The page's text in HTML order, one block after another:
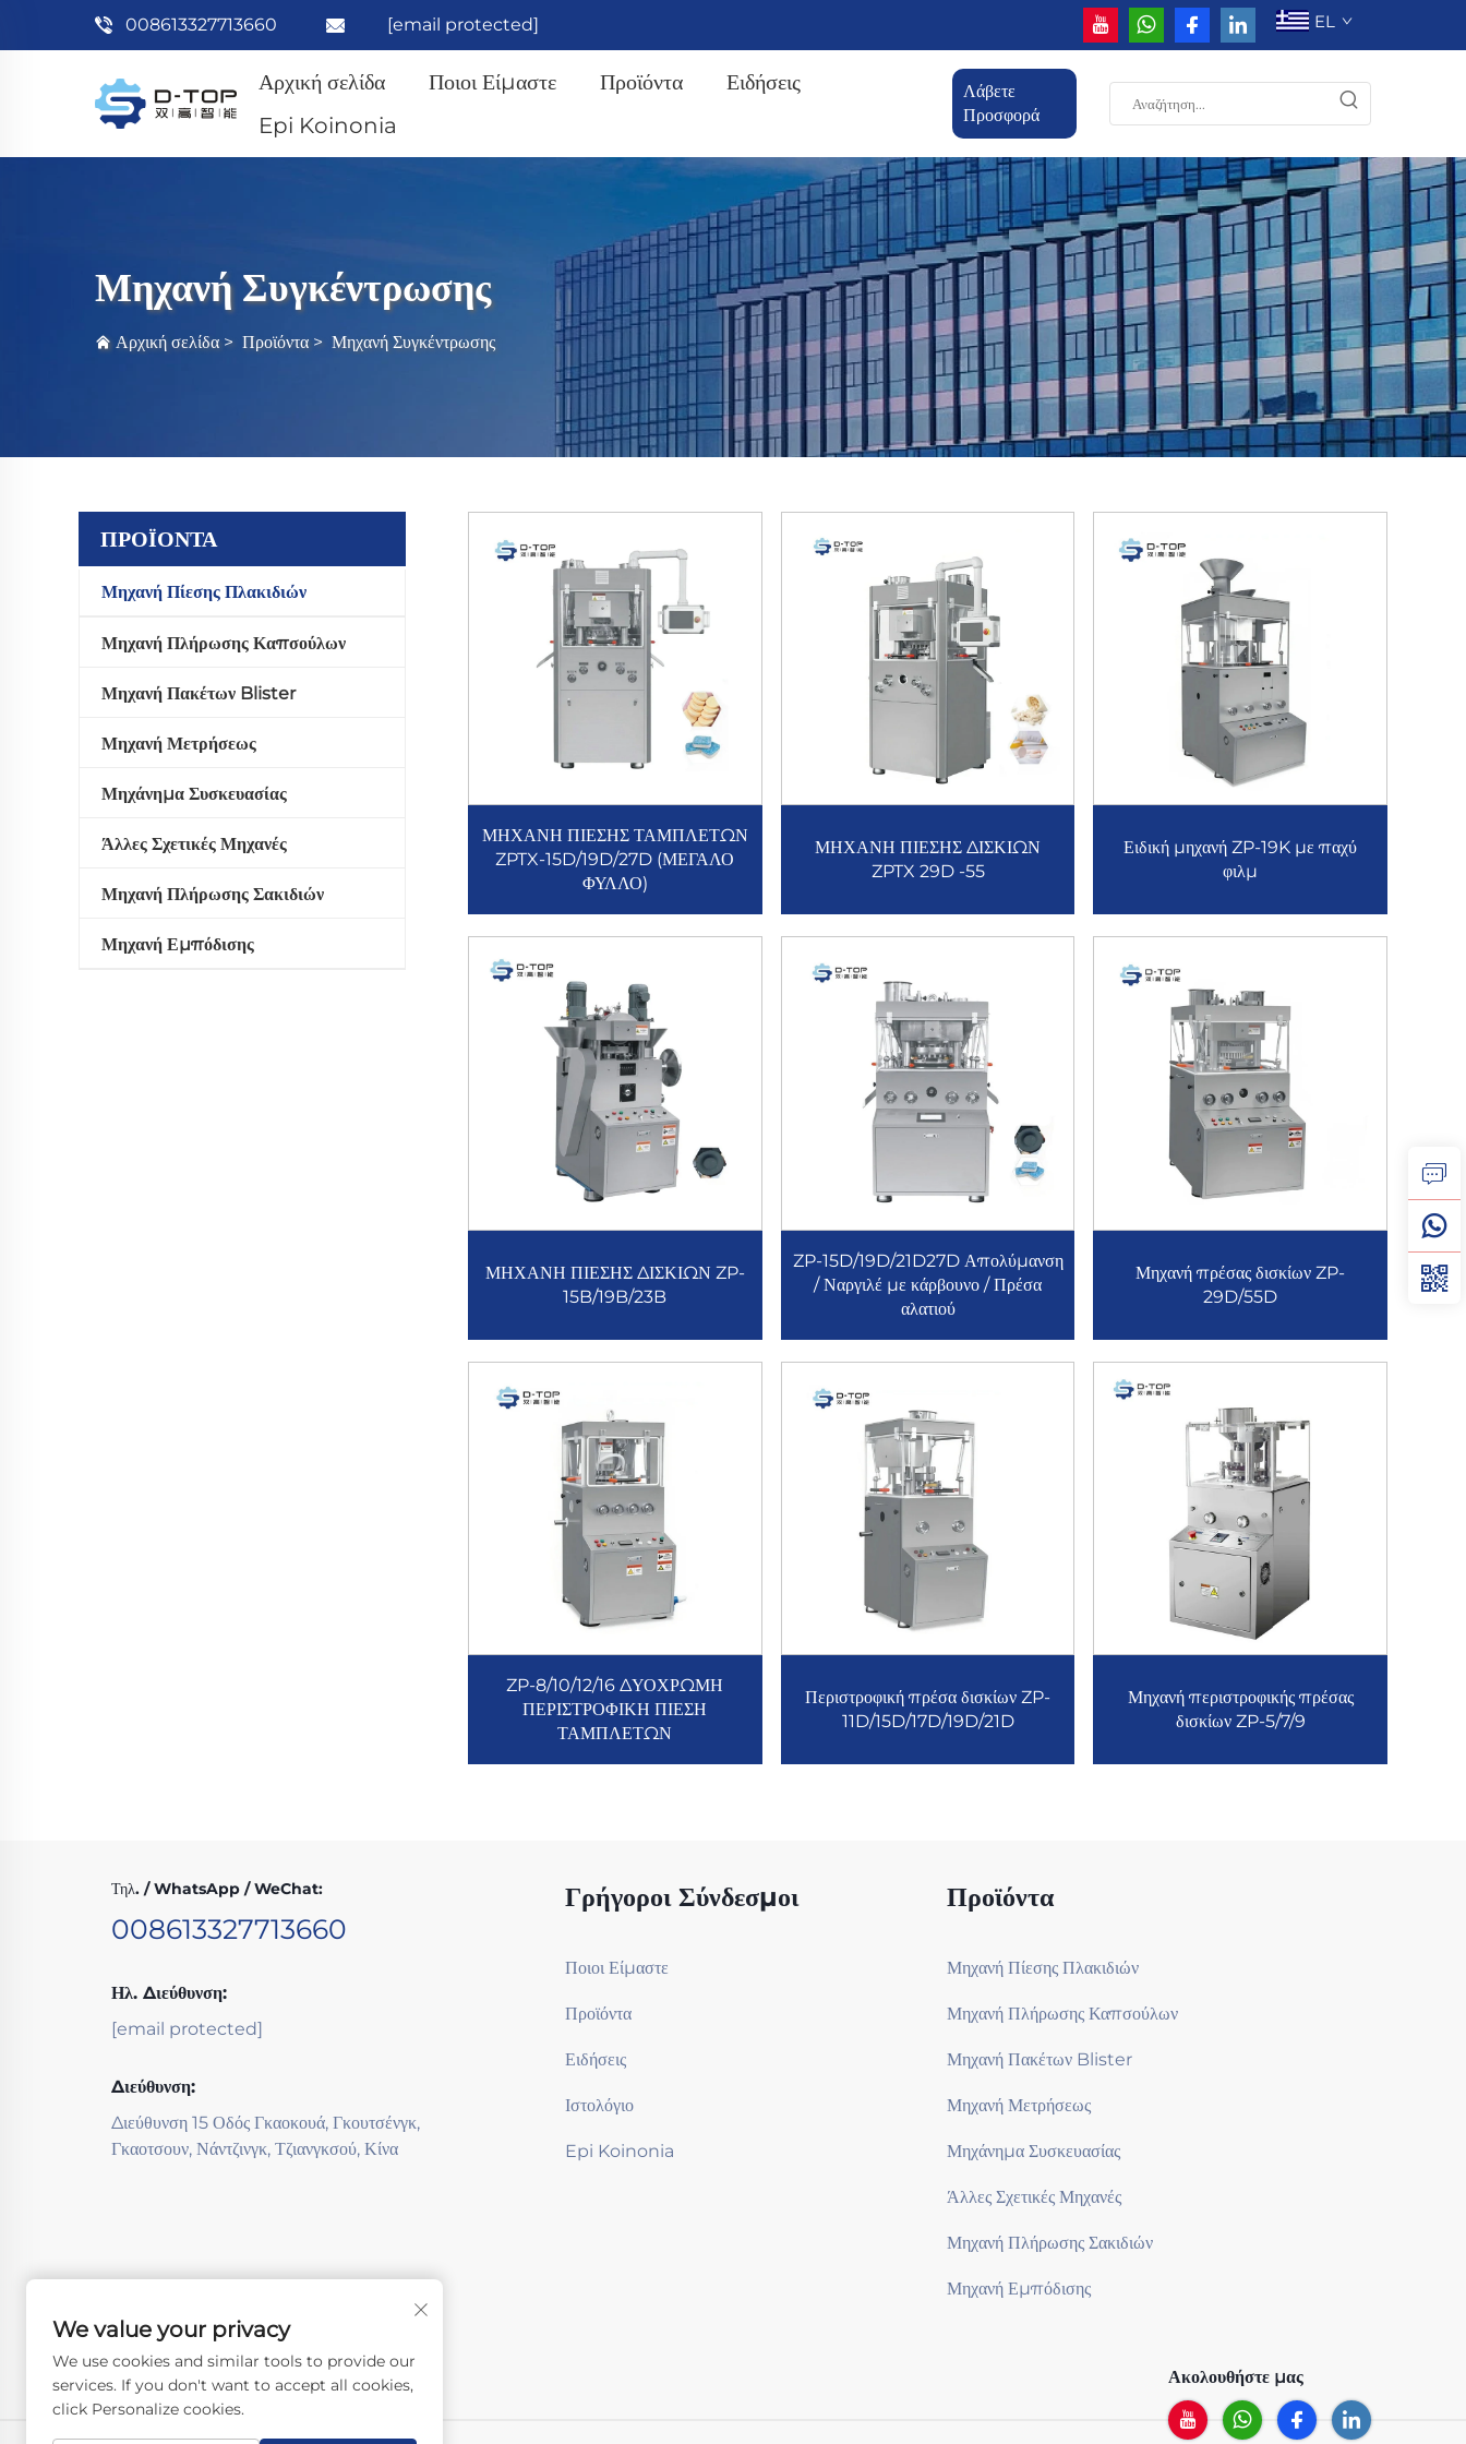
008613327713660 [email protected] EL
Αρχική σελίδα Ποιοι Είμαστε Προϊόντα
Ειδήσεις
Epi Koinonia
Λάβετε
Προσφορά
Μηχανή Συγκέντρωσης
Αρχική σελίδα > Προϊόντα > Μηχανή Συγκέντρωσης
ΠΡΟΪΌΝΤΑ
Μηχανή Πίεσης Πλακιδιών
Μηχανή Πλήρωσης Καπσούλων
Μηχανή Πακέτων Blister
Μηχανή Μετρήσεως
Μηχάνημα Συσκευασίας
Άλλες Σχετικές Μηχανές
Μηχανή Πλήρωσης Σακιδιών
Μηχανή Εμπόδισης
ΜΗΧΑΝΗ ΠΙΕΣΗΣ ΤΑΜΠΛΕΤΩΝ
ZPTX-15D/19D/27D (ΜΕΓΑΛΟ
ΦΥΛΛΟ)
ΜΗΧΑΝΗ ΠΙΕΣΗΣ ΔΙΣΚΙΩΝ
ZPTX 29D -55
Ειδική μηχανή ZP-19K με παχύ
φιλμ
ΜΗΧΑΝΗ ΠΙΕΣΗΣ ΔΙΣΚΙΩΝ ZP-
15B/19B/23B
ZP-15D/19D/21D27D Απολύμανση
/ Ναργιλέ με κάρβουνο / Πρέσα
αλατιού
Μηχανή πρέσας δισκίων ZP-
29D/55D
ZP-8/10/12/16 ΔΥΟΧΡΩΜΗ
ΠΕΡΙΣΤΡΟΦΙΚΗ ΠΙΕΣΗ
ΤΑΜΠΛΕΤΩΝ
Περιστροφική πρέσα δισκίων ZP-
11D/15D/17D/19D/21D
Μηχανή περιστροφικής πρέσας
δισκίων ZP-5/7/9
Τηλ. / WhatsApp / WeChat:
008613327713660
Ηλ. Διεύθυνση:
[email protected]
Διεύθυνση:
Διεύθυνση 15 Οδός Γκαοκουά, Γκουτσένγκ,
Γκαοτσουν, Νάντζινγκ, Τζιανγκσού, Κίνα
Γρήγοροι Σύνδεσμοι
Ποιοι Είμαστε
Προϊόντα
Ειδήσεις
Ιστολόγιο
Epi Koinonia
Προϊόντα
Μηχανή Πίεσης Πλακιδιών
Μηχανή Πλήρωσης Καπσούλων
Μηχανή Πακέτων Blister
Μηχανή Μετρήσεως
Μηχάνημα Συσκευασίας
Άλλες Σχετικές Μηχανές
Μηχανή Πλήρωσης Σακιδιών
Μηχανή Εμπόδισης
Ακολουθήστε μας
We value your privacy
We use cookies and similar tools to provide our
services. If you don't want to accept all cookies,
click Personalize cookies.